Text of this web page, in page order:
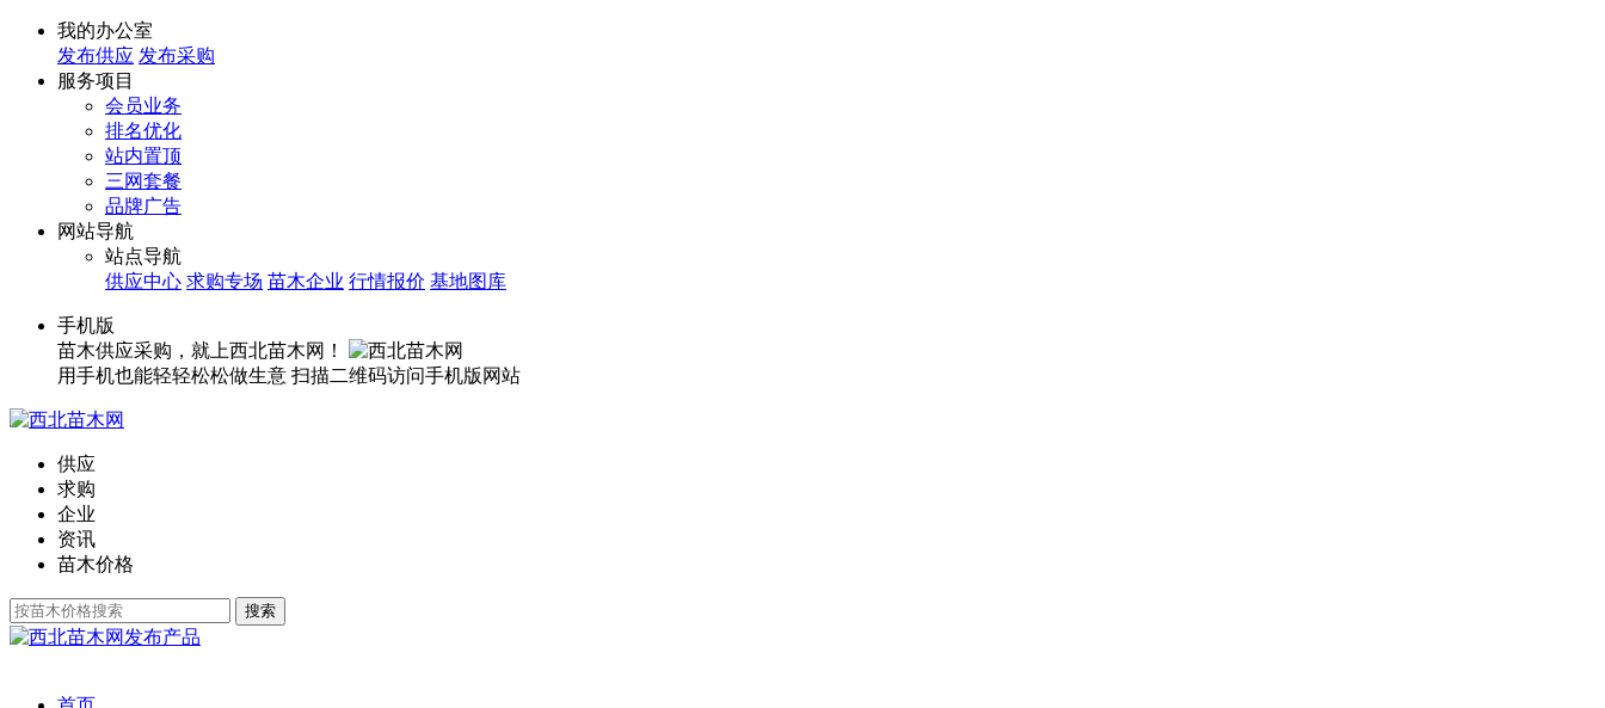
我的办公室
发布供应 发布采购
服务项目
会员业务
排名优化
站内置顶
三网套餐
品牌广告
网站导航
站点导航
供应中心 求购专场 苗木企业 行情报价 基地图库
手机版
苗木供应采购，就上西北苗木网！
用手机也能轻轻松松做生意 扫描二维码访问手机版网站
供应
求购
企业
资讯
苗木价格
发布产品